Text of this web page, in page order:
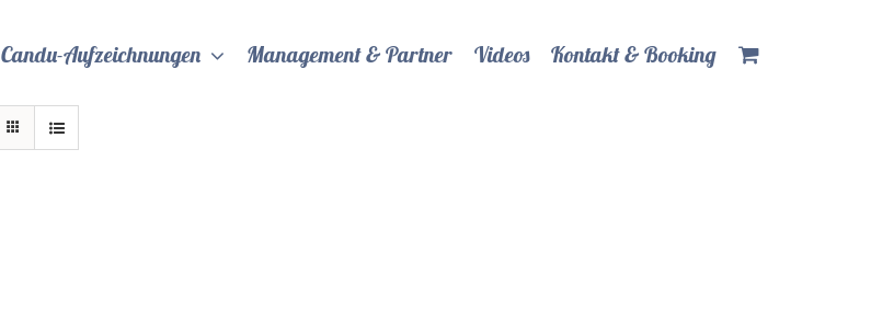
Candu-Aufzeichnungen Management & Partner Videos Kontakt & Booking